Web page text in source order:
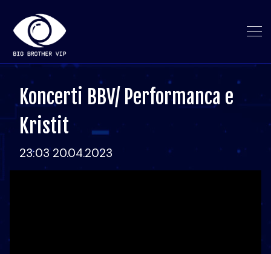
Koncerti BBV/ Performanca e
Kristit
23:03 20.04.2023